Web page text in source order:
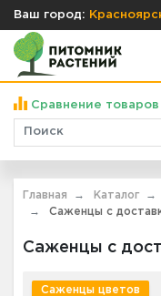
Ваш город:
Сравнение товаров
Главная Каталог
Саженцы с
Саженцы с
Саженцы цветов